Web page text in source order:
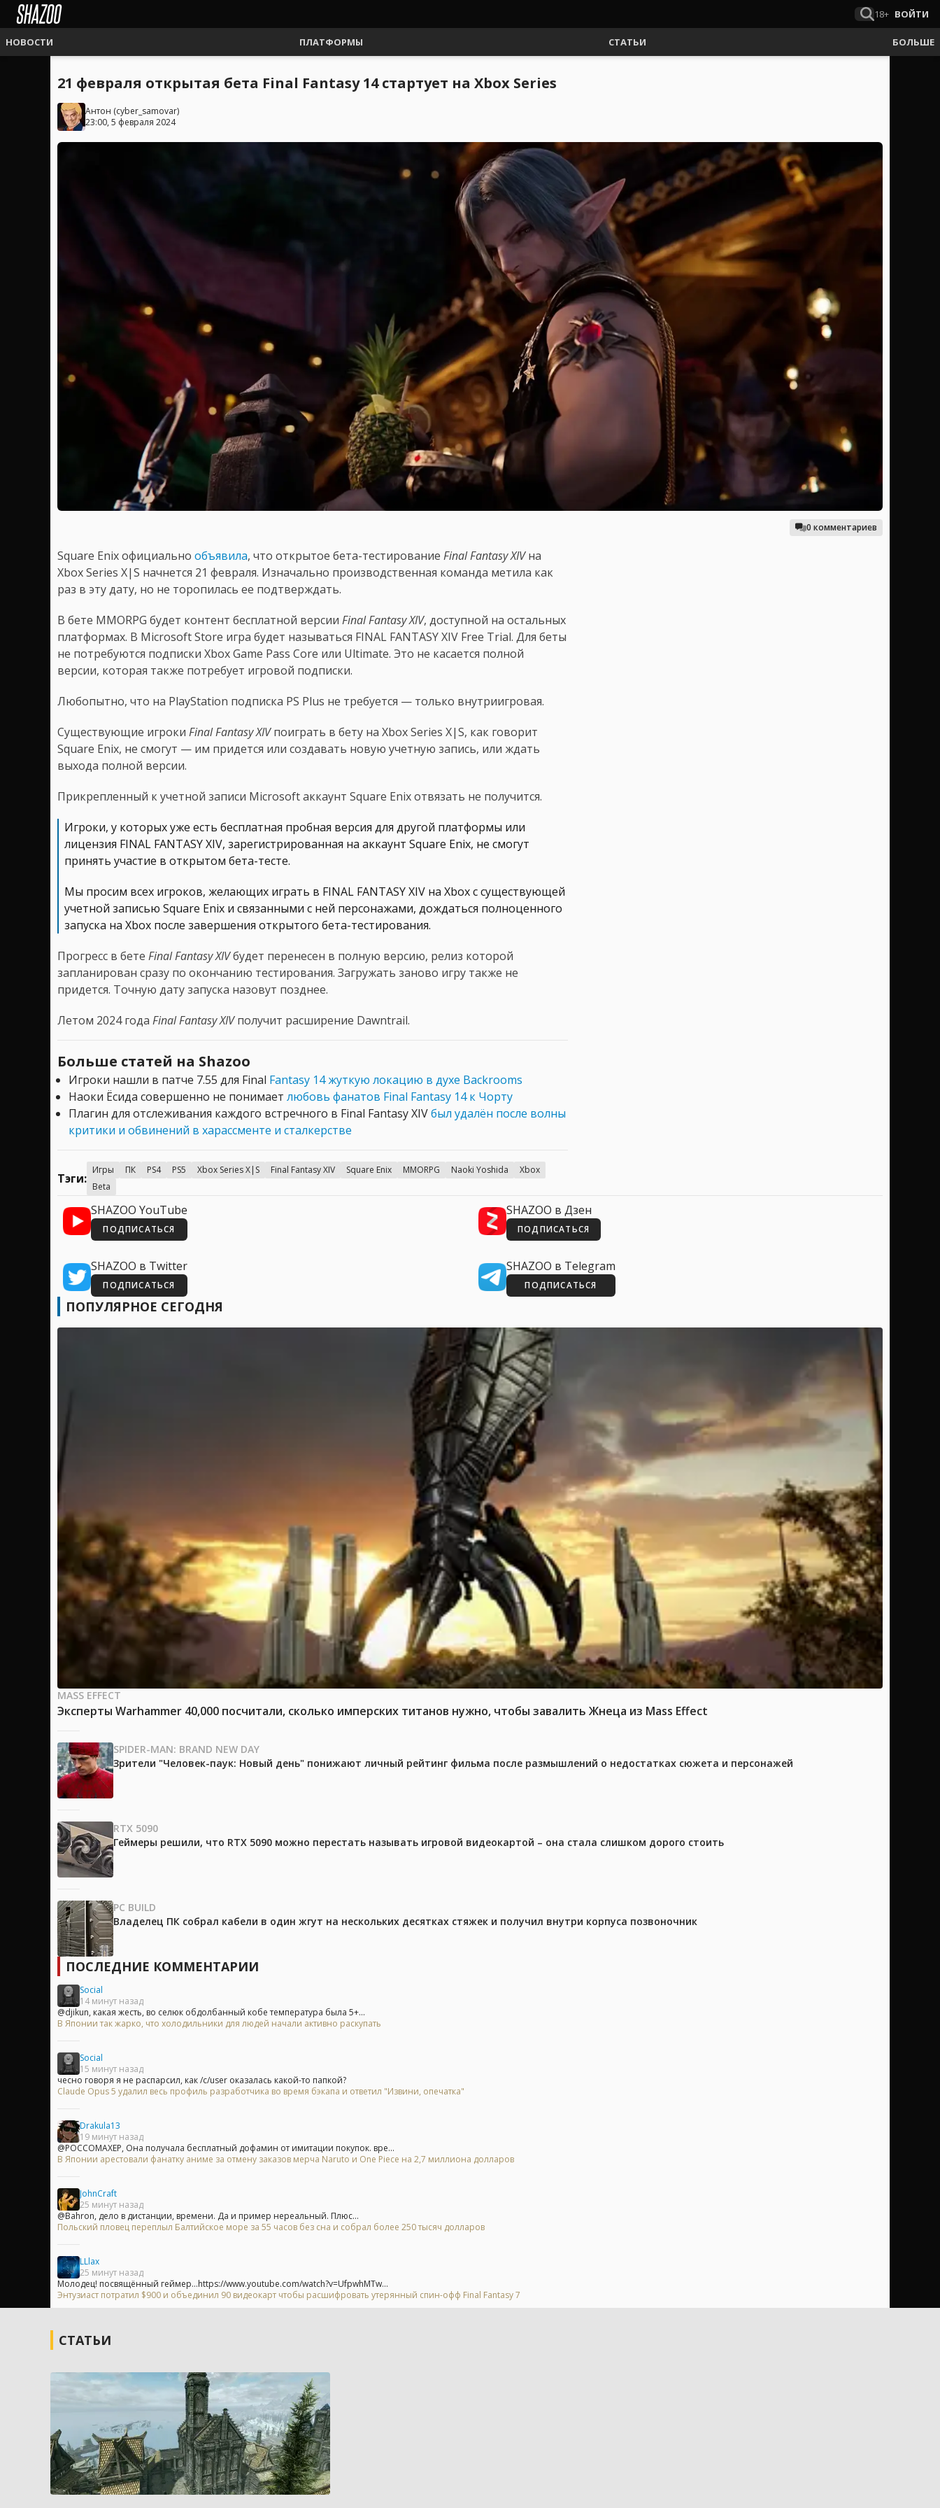
18+ ВОЙТИ
НОВОСТИ ПЛАТФОРМЫ СТАТЬИ БОЛЬШЕ
21 февраля открытая бета Final Fantasy 14 стартует на Xbox Series
Антон (cyber_samovar)
23:00, 5 февраля 2024
0 комментариев
Square Enix официально объявила, что открытое бета-тестирование Final Fantasy XIVна
Xbox Series X|S начнется 21 февраля. Изначально производственная команда метила как
раз в эту дату, но не торопилась ее подтверждать.
В бете MMORPG будет контент бесплатной версии Final Fantasy XIV, доступной на остальных
платформах. В Microsoft Store игра будет называться FINAL FANTASY XIV Free Trial. Для беты
не потребуются подписки Xbox Game Pass Core или Ultimate. Это не касается полной
версии, которая также потребует игровой подписки.
Любопытно, что на PlayStation подписка PS Plus не требуется — только внутриигровая.
Существующие игроки Final Fantasy XIVпоиграть в бету на Xbox Series X|S, как говорит
Square Enix, не смогут — им придется или создавать новую учетную запись, или ждать
выхода полной версии.
Прикрепленный к учетной записи Microsoft аккаунт Square Enix отвязать не получится.
Игроки, у которых уже есть бесплатная пробная версия для другой платформы или
лицензия FINAL FANTASY XIV, зарегистрированная на аккаунт Square Enix, не смогут
принять участие в открытом бета-тесте.
Мы просим всех игроков, желающих играть в FINAL FANTASY XIV на Xbox с существующей
учетной записью Square Enix и связанными с ней персонажами, дождаться полноценного
запуска на Xbox после завершения открытого бета-тестирования.
Прогресс в бете Final Fantasy XIVбудет перенесен в полную версию, релиз которой
запланирован сразу по окончанию тестирования. Загружать заново игру также не
придется. Точную дату запуска назовут позднее.
Летом 2024 года Final Fantasy XIVполучит расширение Dawntrail.
Больше статей на Shazoo
Игроки нашли в патче 7.55 для Final Fantasy 14 жуткую локацию в духе Backrooms
Наоки Ёсида совершенно не понимает любовь фанатов Final Fantasy 14 к Чорту
Плагин для отслеживания каждого встречного в Final Fantasy XIVбыл удалён после волны
критики и обвинений в харассменте и сталкерстве
Тэги:
Игры ПК PS4 PS5 Xbox Series X|S Final Fantasy XIV Square Enix MMORPG Naoki Yoshida
Xbox
Beta
SHAZOO YouTube
ПОДПИСАТЬСЯ
SHAZOO в Дзен
ПОДПИСАТЬСЯ
SHAZOO в Twitter
ПОДПИСАТЬСЯ
SHAZOO в Telegram
ПОДПИСАТЬСЯ
ПОПУЛЯРНОЕ СЕГОДНЯ
MASS EFFECT
Эксперты Warhammer 40,000 посчитали, сколько имперских титанов нужно, чтобы завалить Жнеца из Mass Effect
SPIDER-MAN: BRAND NEW DAY
Зрители "Человек-паук: Новый день" понижают личный рейтинг фильма после размышлений о недостатках сюжета и персонажей
RTX 5090
Геймеры решили, что RTX 5090 можно перестать называть игровой видеокартой – она стала слишком дорого стоить
PC BUILD
Владелец ПК собрал кабели в один жгут на нескольких десятках стяжек и получил внутри корпуса позвоночник
ПОСЛЕДНИЕ КОММЕНТАРИИ
Social
14 минут назад
@djikun, какая жесть, во селюк обдолбанный кобе температура была 5+...
В Японии так жарко, что холодильники для людей начали активно раскупать
Social
15 минут назад
чесно говоря я не распарсил, как /c/user оказалась какой-то папкой?
Claude Opus 5 удалил весь профиль разработчика во время бэкапа и ответил "Извини, опечатка"
Drakula13
19 минут назад
@POCCOMAXEP, Она получала бесплатный дофамин от имитации покупок. вре...
В Японии арестовали фанатку аниме за отмену заказов мерча Naruto и One Piece на 2,7 миллиона долларов
JohnCraft
25 минут назад
@Bahron, дело в дистанции, времени. Да и пример нереальный. Плюс...
Польский пловец переплыл Балтийское море за 55 часов без сна и собрал более 250 тысяч долларов
LLlax
25 минут назад
Молодец! посвящённый геймер...https://www.youtube.com/watch?v=UfpwhMTw...
Энтузиаст потратил $900 и объединил 90 видеокарт чтобы расшифровать утерянный спин-офф Final Fantasy 7
СТАТЬИ